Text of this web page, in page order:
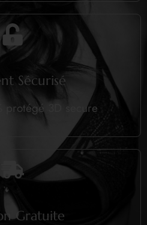
Sécurisé
protégé 3D secure
Gratuite